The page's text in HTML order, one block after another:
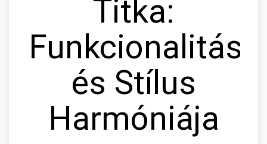
Titka:
Funkcionalitás
és Stílus
Harmóniája